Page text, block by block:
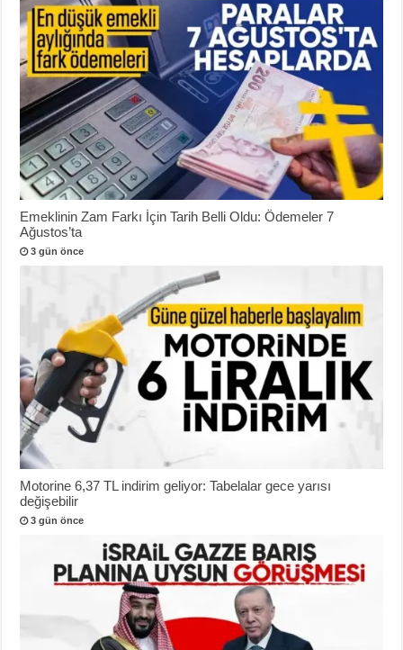
Emeklinin Zam Farkı İçin Tarih Belli Oldu: Ödemeler 7
Ağustos’ta
3 gün önce
Motorine 6,37 TL indirim geliyor: Tabelalar gece yarısı
değişebilir
3 gün önce